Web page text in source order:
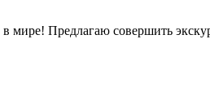
Предлагаю совершить